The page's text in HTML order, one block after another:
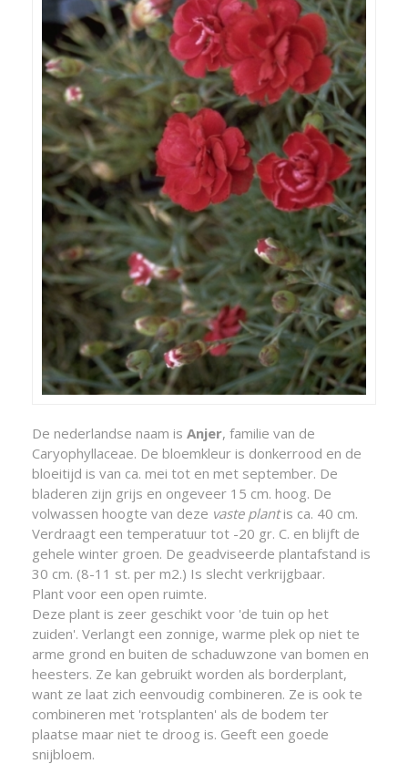
De nederlandse naam is Anjer, familie van de
Caryophyllaceae. De bloemkleur is donkerrood en de
bloeitijd is van ca. mei tot en met september. De
bladeren zijn grijs en ongeveer 15 cm. hoog. De
volwassen hoogte van deze vaste plantis ca. 40 cm.
Verdraagt een temperatuur tot -20 gr. C. en blijft de
gehele winter groen. De geadviseerde plantafstand is
30 cm. (8-11 st. per m2.) Is slecht verkrijgbaar.
Plant voor een open ruimte.
Deze plant is zeer geschikt voor 'de tuin op het
zuiden'. Verlangt een zonnige, warme plek op niet te
arme grond en buiten de schaduwzone van bomen en
heesters. Ze kan gebruikt worden als borderplant,
want ze laat zich eenvoudig combineren. Ze is ook te
combineren met 'rotsplanten' als de bodem ter
plaatse maar niet te droog is. Geeft een goede
snijbloem.